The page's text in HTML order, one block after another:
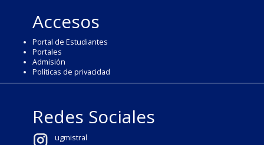
Accesos
Portal de Estudiantes
Portales
Admisión
Políticas de privacidad
Redes Sociales
ugmistral